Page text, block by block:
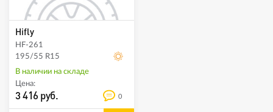
Hifly
HF-261
195/55 R15
В наличии на складе
Цена:
3 416 руб. 0